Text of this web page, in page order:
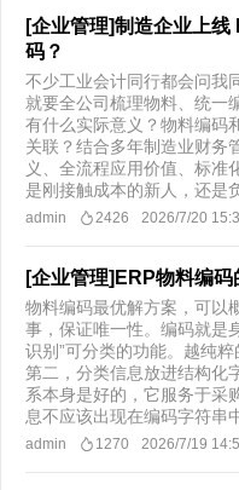
[企业管理]制造企业上
码？
不少工业会计同行都会问我
就要全公司梳理物料、统一
有什么实际意义？物料编码
关联？结合多年制造业财务
义、全流程应用价值、标准
是刚接触成本的新人，还是
admin 2426 2026/7/20
[企业管理]ERP物料编码
物料编码最优解方案，可以
事，保证唯一性。编码就是
识别”可分类的功能。越纯
第二，分类信息放进结构化
系本身是好的，它服务于采
息不应该出现在编码字符串
admin 1270 2026/7/19